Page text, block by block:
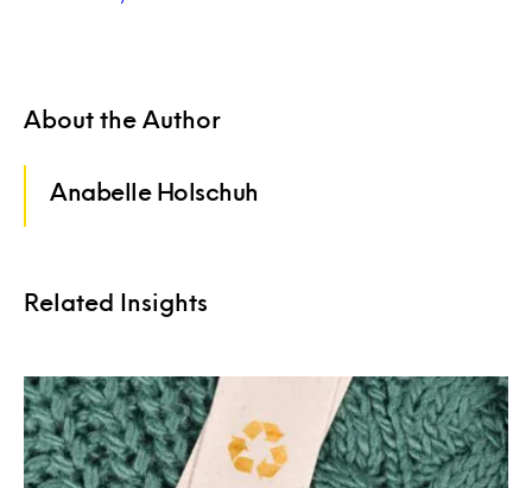
About the Author
Anabelle Holschuh
Related Insights